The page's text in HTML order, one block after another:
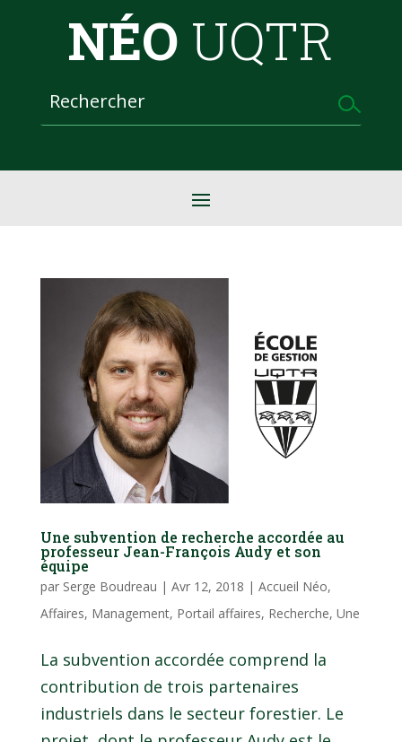
NÉO UQTR
Une subvention de recherche accordée au
professeur Jean-François Audy et son
équipe
par Serge Boudreau | Avr 12, 2018 | Accueil Néo,
Affaires, Management, Portail affaires, Recherche, Une
La subvention accordée comprend la
contribution de trois partenaires
industriels dans le secteur forestier. Le